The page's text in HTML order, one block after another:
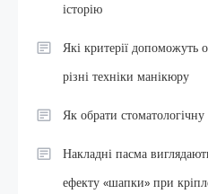
історію
Які критерії допоможуть
різні техніки манікюру
Як обрати стоматологічну
Накладні пасма
ефекту «шапки» при